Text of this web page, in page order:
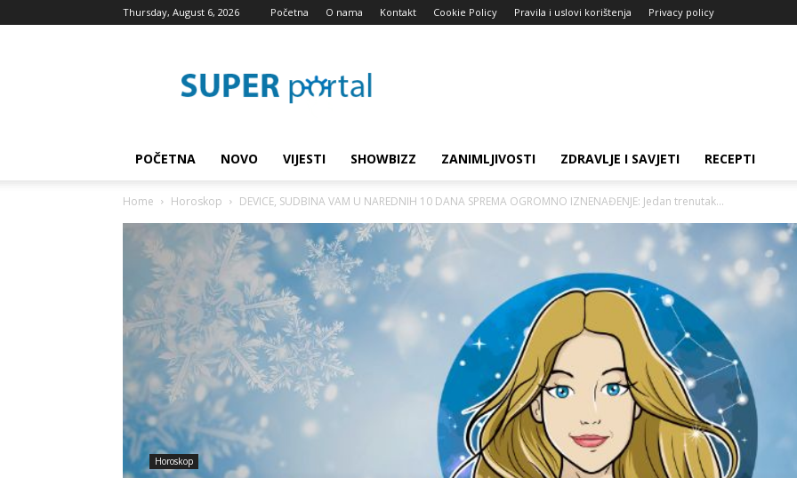
Thursday, August 6, 2026 Početna O nama Kontakt Cookie Policy Pravila i uslovi korištenja Privacy policy
blog
POČETNA NOVO VIJESTI SHOWBIZZ ZANIMLJIVOSTI ZDRAVLJE I SAVJETI RECEPTI
Home Horoskop DEVICE, SUDBINA VAM U NAREDNIH 10 DANA SPREMA OGROMNO IZNENAĐENJE: Jedan trenutak...
Horoskop